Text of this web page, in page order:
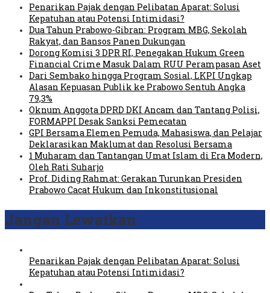
Penarikan Pajak dengan Pelibatan Aparat: Solusi
Kepatuhan atau Potensi Intimidasi?
Dua Tahun Prabowo-Gibran: Program MBG, Sekolah
Rakyat, dan Bansos Panen Dukungan
Dorong Komisi 3 DPR RI, Penegakan Hukum Green
Financial Crime Masuk Dalam RUU Perampasan Aset
Dari Sembako hingga Program Sosial, LKPI Ungkap
Alasan Kepuasan Publik ke Prabowo Sentuh Angka
79,3%
Oknum Anggota DPRD DKI Ancam dan Tantang Polisi,
FORMAPPI Desak Sanksi Pemecatan
GPI Bersama Elemen Pemuda, Mahasiswa, dan Pelajar
Deklarasikan Maklumat dan Resolusi Bersama
1 Muharam dan Tantangan Umat Islam di Era Modern,
Oleh Rati Suharjo
Prof. Diding Rahmat: Gerakan Turunkan Presiden
Prabowo Cacat Hukum dan Inkonstitusional
Jangan Lewatkan
Penarikan Pajak dengan Pelibatan Aparat: Solusi
Kepatuhan atau Potensi Intimidasi?